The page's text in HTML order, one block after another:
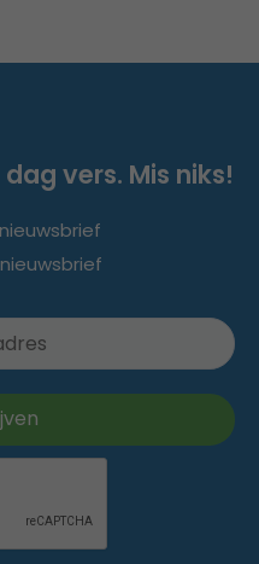
vers. Mis niks!